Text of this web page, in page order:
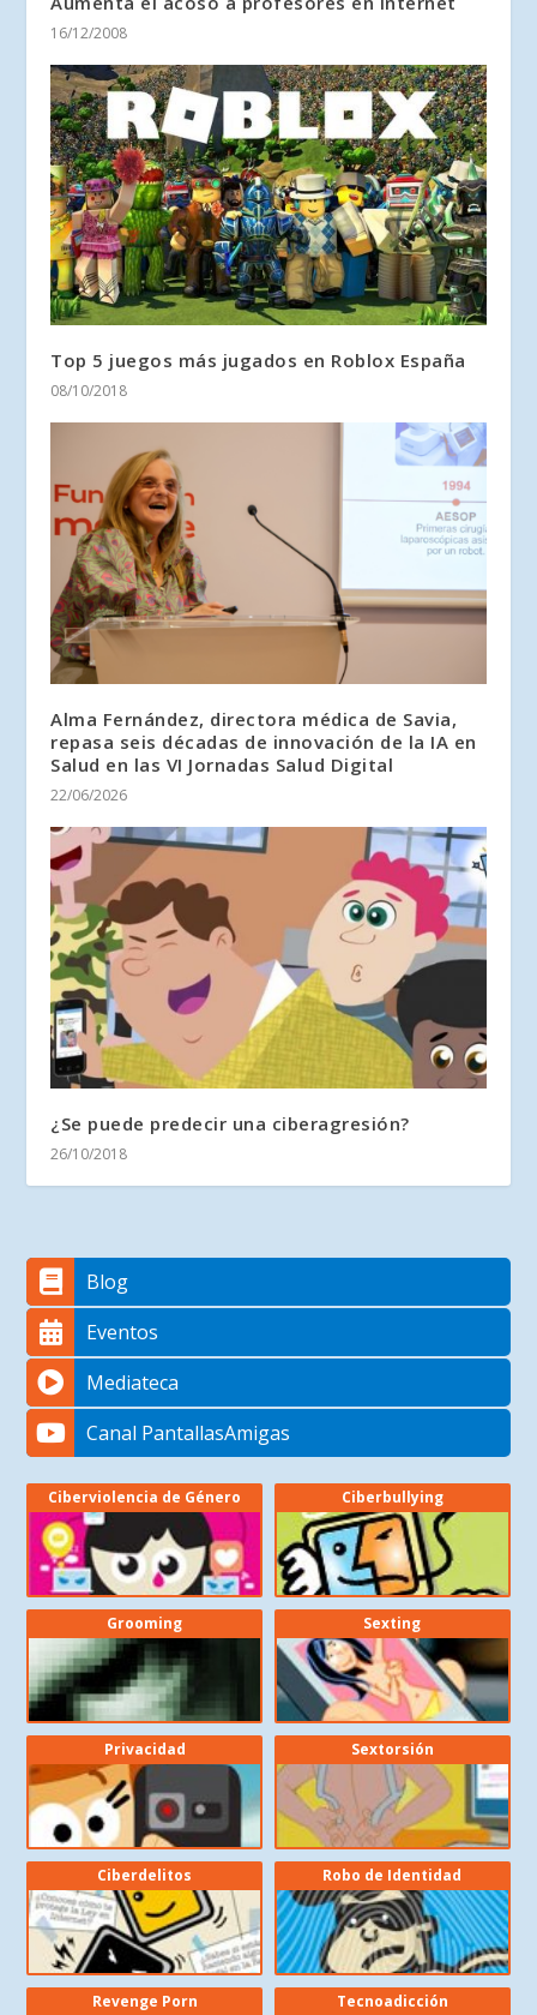
16/12/2008
Top 5 juegos más jugados en Roblox España
08/10/2018
Alma Fernández, directora médica de Savia,
repasa seis décadas de innovación de la IA en
Salud en las VI Jornadas Salud Digital
22/06/2026
¿Se puede predecir una ciberagresión?
26/10/2018
Blog
Eventos
Mediateca
Canal PantallasAmigas
Ciberviolencia de Género Ciberbullying
Grooming Sexting
Privacidad Sextorsión
Ciberdelitos Robo de Identidad
Revenge Porn Tecnoadicción